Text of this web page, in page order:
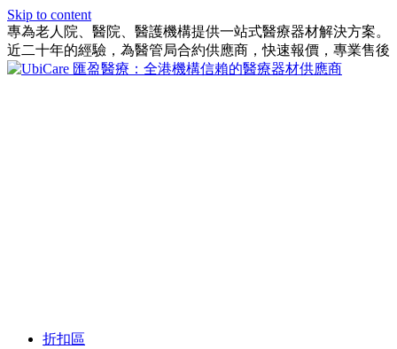
Skip to content
專為老人院、醫院、醫護機構提供一站式醫療器材解決方案。
近二十年的經驗，為醫管局合約供應商，快速報價，專業售後
折扣區